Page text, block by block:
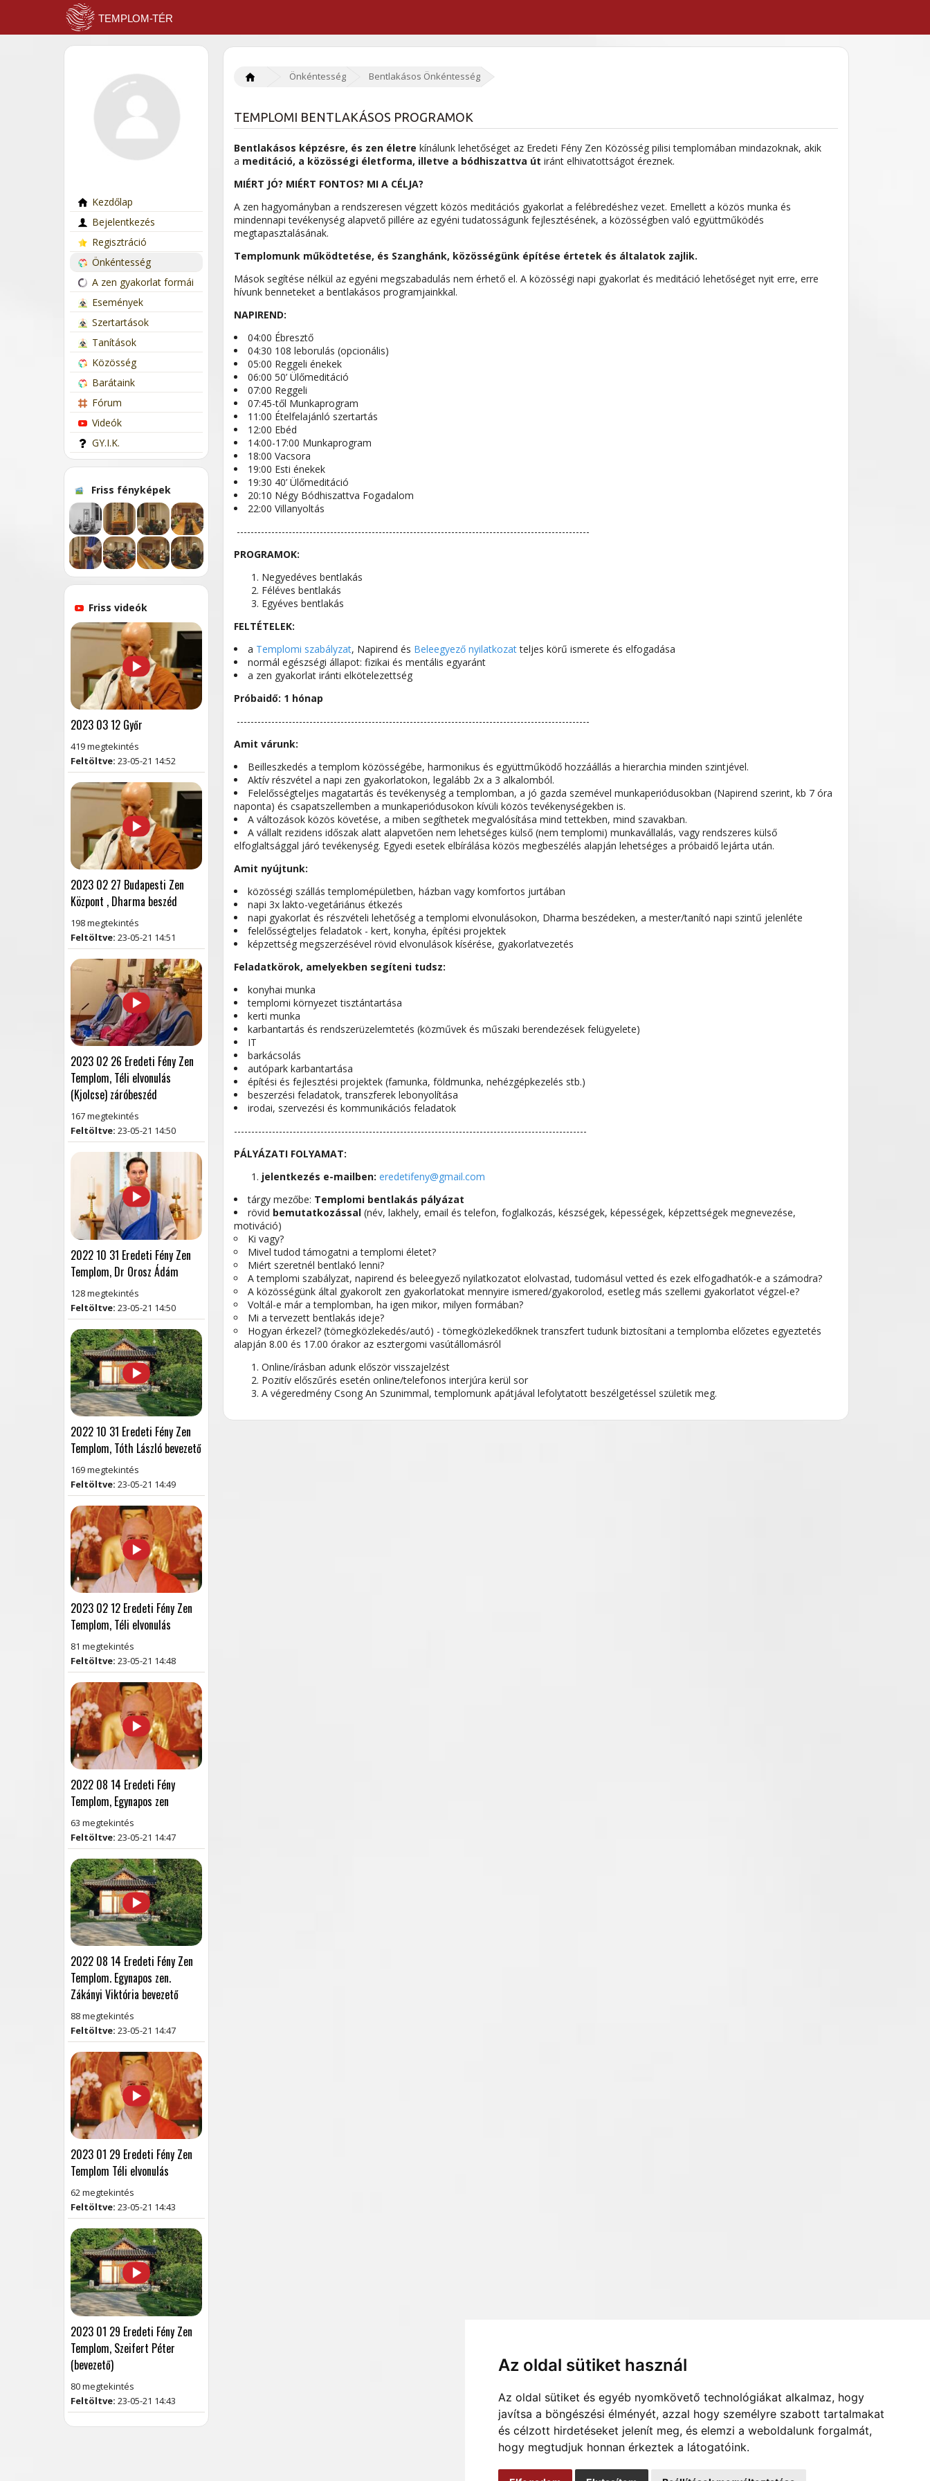
Az oldal sütiket használ
Az oldal sütiket és egyéb nyomkövető technológiákat alkalmaz, hogy
javítsa a böngészési élményét, azzal hogy személyre szabott tartalmakat
és célzott hirdetéseket jelenít meg, és elemzi a weboldalunk forgalmát,
hogy megtudjuk honnan érkeztek a látogatóink.
Kezdőlap
Bejelentkezés
Regisztráció
Önkéntesség
A zen gyakorlat formái
Események
Szertartások
Tanítások
Közösség
Barátaink
Fórum
Videók
GY.I.K.
Friss fényképek
Friss videók
2023 03 12 Győr
419 megtekintés
Feltöltve: 23-05-21 14:52
2023 02 27 Budapesti Zen
Központ , Dharma beszéd
198 megtekintés
Feltöltve: 23-05-21 14:51
2023 02 26 Eredeti Fény Zen
Templom, Téli elvonulás
(Kjolcse) záróbeszéd
167 megtekintés
Feltöltve: 23-05-21 14:50
2022 10 31 Eredeti Fény Zen
Templom, Dr Orosz Ádám
128 megtekintés
Feltöltve: 23-05-21 14:50
2022 10 31 Eredeti Fény Zen
Templom, Tóth László bevezető
169 megtekintés
Feltöltve: 23-05-21 14:49
2023 02 12 Eredeti Fény Zen
Templom, Téli elvonulás
81 megtekintés
Feltöltve: 23-05-21 14:48
2022 08 14 Eredeti Fény
Templom, Egynapos zen
63 megtekintés
Feltöltve: 23-05-21 14:47
2022 08 14 Eredeti Fény Zen
Templom. Egynapos zen.
Zákányi Viktória bevezető
88 megtekintés
Feltöltve: 23-05-21 14:47
2023 01 29 Eredeti Fény Zen
Templom Téli elvonulás
62 megtekintés
Feltöltve: 23-05-21 14:43
2023 01 29 Eredeti Fény Zen
Templom, Szeifert Péter
(bevezető)
80 megtekintés
Feltöltve: 23-05-21 14:43
Önkéntesség Bentlakásos Önkéntesség
TEMPLOMI BENTLAKÁSOS PROGRAMOK
Bentlakásos képzésre, és zen életre kínálunk lehetőséget az Eredeti Fény Zen Közösség pilisi templomában mindazoknak, akik
a meditáció, a közösségi életforma, illetve a bódhiszattva út iránt elhivatottságot éreznek.
MIÉRT JÓ? MIÉRT FONTOS? MI A CÉLJA?
A zen hagyományban a rendszeresen végzett közös meditációs gyakorlat a felébredéshez vezet. Emellett a közös munka és
mindennapi tevékenység alapvető pillére az egyéni tudatosságunk fejlesztésének, a közösségben való együttműködés
megtapasztalásának.
Templomunk működtetése, és Szanghánk, közösségünk építése értetek és általatok zajlik.
Mások segítése nélkül az egyéni megszabadulás nem érhető el. A közösségi napi gyakorlat és meditáció lehetőséget nyit erre, erre
hívunk benneteket a bentlakásos programjainkkal.
NAPIREND:
04:00 Ébresztő
04:30 108 leborulás (opcionális)
05:00 Reggeli énekek
06:00 50’ Ülőmeditáció
07:00 Reggeli
07:45-től Munkaprogram
11:00 Ételfelajánló szertartás
12:00 Ebéd
14:00-17:00 Munkaprogram
18:00 Vacsora
19:00 Esti énekek
19:30 40’ Ülőmeditáció
20:10 Négy Bódhiszattva Fogadalom
22:00 Villanyoltás
------------------------------------------------------------------------------------------------------
PROGRAMOK:
Negyedéves bentlakás
Féléves bentlakás
Egyéves bentlakás
FELTÉTELEK:
a Templomi szabályzat, Napirend és Beleegyező nyilatkozatteljes körű ismerete és elfogadása
normál egészségi állapot: fizikai és mentális egyaránt
a zen gyakorlat iránti elkötelezettség
Próbaidő: 1 hónap
------------------------------------------------------------------------------------------------------
Amit várunk:
Beilleszkedés a templom közösségébe, harmonikus és együttműködő hozzáállás a hierarchia minden szintjével.
Aktív részvétel a napi zen gyakorlatokon, legalább 2x a 3 alkalomból.
Felelősségteljes magatartás és tevékenység a templomban, a jó gazda szemével munkaperiódusokban (Napirend szerint, kb 7 óra
naponta) és csapatszellemben a munkaperiódusokon kívüli közös tevékenységekben is.
A változások közös követése, a miben segíthetek megvalósítása mind tettekben, mind szavakban.
A vállalt rezidens időszak alatt alapvetően nem lehetséges külső (nem templomi) munkavállalás, vagy rendszeres külső
elfoglaltsággal járó tevékenység. Egyedi esetek elbírálása közös megbeszélés alapján lehetséges a próbaidő lejárta után.
Amit nyújtunk:
közösségi szállás templomépületben, házban vagy komfortos jurtában
napi 3x lakto-vegetáriánus étkezés
napi gyakorlat és részvételi lehetőség a templomi elvonulásokon, Dharma beszédeken, a mester/tanító napi szintű jelenléte
felelősségteljes feladatok - kert, konyha, építési projektek
képzettség megszerzésével rövid elvonulások kísérése, gyakorlatvezetés
Feladatkörok, amelyekben segíteni tudsz:
konyhai munka
templomi környezet tisztántartása
kerti munka
karbantartás és rendszerüzelemtetés (közművek és műszaki berendezések felügyelete)
IT
barkácsolás
autópark karbantartása
építési és fejlesztési projektek (famunka, földmunka, nehézgépkezelés stb.)
beszerzési feladatok, transzferek lebonyolítása
irodai, szervezési és kommunikációs feladatok
------------------------------------------------------------------------------------------------------
PÁLYÁZATI FOLYAMAT:
jelentkezés e-mailben: eredetifeny@gmail.com
tárgy mezőbe: Templomi bentlakás pályázat
rövid bemutatkozással (név, lakhely, email és telefon, foglalkozás, készségek, képességek, képzettségek megnevezése,
motiváció)
Ki vagy?
Mivel tudod támogatni a templomi életet?
Miért szeretnél bentlakó lenni?
A templomi szabályzat, napirend és beleegyező nyilatkozatot elolvastad, tudomásul vetted és ezek elfogadhatók-e a számodra?
A közösségünk által gyakorolt zen gyakorlatokat mennyire ismered/gyakorolod, esetleg más szellemi gyakorlatot végzel-e?
Voltál-e már a templomban, ha igen mikor, milyen formában?
Mi a tervezett bentlakás ideje?
Hogyan érkezel? (tömegközlekedés/autó) - tömegközlekedőknek transzfert tudunk biztosítani a templomba előzetes egyeztetés
alapján 8.00 és 17.00 órakor az esztergomi vasútállomásról
Online/írásban adunk először visszajelzést
Pozitív előszűrés esetén online/telefonos interjúra kerül sor
A végeredmény Csong An Szunimmal, templomunk apátjával lefolytatott beszélgetéssel születik meg.